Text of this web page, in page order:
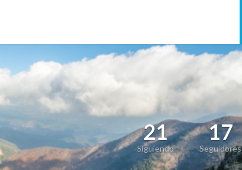
21
Siguiendo
17
Seguidores